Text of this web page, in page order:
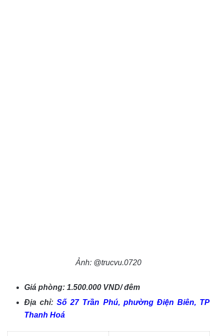
Ảnh: @trucvu.0720
Giá phòng: 1.500.000 VND/ đêm
Địa chỉ:Số 27 Trần Phú, phường Điện Biên, TP
Thanh Hoá